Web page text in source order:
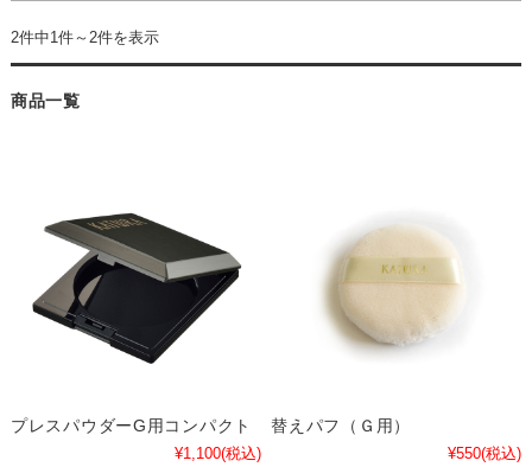
2件中1件～2件を表示
商品一覧
プレスパウダーG用コンパクト
¥1,100(税込)
替えパフ（Ｇ用）
¥550(税込)